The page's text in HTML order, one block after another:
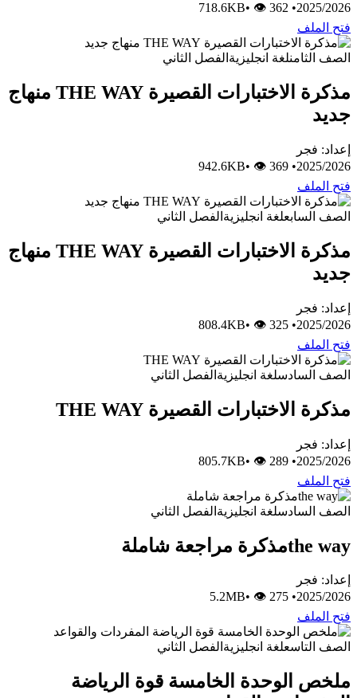
2025/2026
•
718.6KB
• 👁 362
فتح الملف
الصف الثامنلغة انجليزيةالفصل الثاني
مذكرة الاختبارات القصيرة THE WAY منهاج
جديد
إعداد: فجر
2025/2026
•
942.6KB
• 👁 369
فتح الملف
الصف السابعلغة انجليزيةالفصل الثاني
مذكرة الاختبارات القصيرة THE WAY منهاج
جديد
إعداد: فجر
2025/2026
•
808.4KB
• 👁 325
فتح الملف
الصف السادسلغة انجليزيةالفصل الثاني
مذكرة الاختبارات القصيرة THE WAY
إعداد: فجر
2025/2026
•
805.7KB
• 👁 289
فتح الملف
الصف السادسلغة انجليزيةالفصل الثاني
the wayمذكرة مراجعة شاملة
إعداد: فجر
2025/2026
•
5.2MB
• 👁 275
فتح الملف
الصف التاسعلغة انجليزيةالفصل الثاني
ملخص الوحدة الخامسة قوة الرياضة